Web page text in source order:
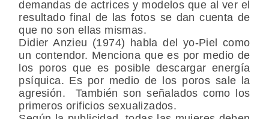
demandas de actrices y modelos que al ver el
resultado final de las fotos se dan cuenta de
que no son ellas mismas.
Didier Anzieu (1974) habla del yo-Piel como
un contendor. Menciona que es por medio de
los poros que es posible descargar energía
psíquica. Es por medio de los poros sale la
agresión. También son señalados como los
primeros orificios sexualizados.